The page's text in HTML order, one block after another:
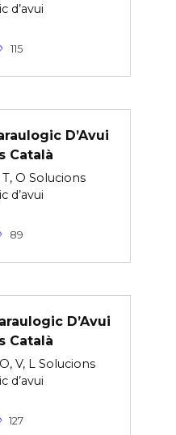
d’avui
115
D’Avui
Català
T, O Solucions
d’avui
89
D’Avui
Català
V, L Solucions
d’avui
127